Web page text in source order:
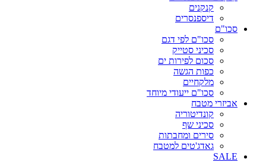
קנקנים
דיספנסרים
סכו"ם
סכו"ם לפי דגם
סכיני סטייק
סכום לפירות ים
כפות הגשה
מלקחיים
סכו"ם ייעודי מיוחד
אביזרי מטבח
קונדיטוריה
סכיני שף
סירים ומחבתות
גאדג'טים למטבח
SALE